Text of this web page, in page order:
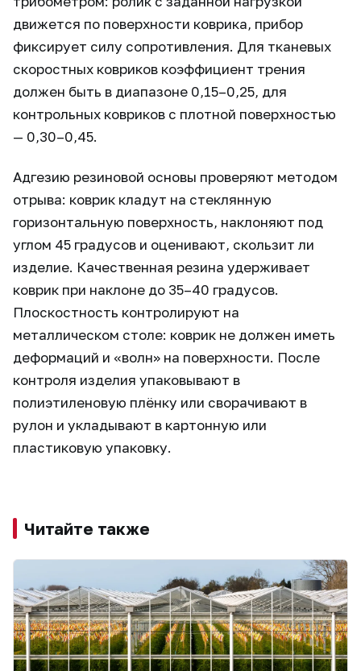
движется по поверхности коврика, прибор
фиксирует силу сопротивления. Для тканевых
скоростных ковриков коэффициент трения
должен быть в диапазоне 0,15–0,25, для
контрольных ковриков с плотной поверхностью
— 0,30–0,45.
Адгезию резиновой основы проверяют методом
отрыва: коврик кладут на стеклянную
горизонтальную поверхность, наклоняют под
углом 45 градусов и оценивают, скользит ли
изделие. Качественная резина удерживает
коврик при наклоне до 35–40 градусов.
Плоскостность контролируют на
металлическом столе: коврик не должен иметь
деформаций и «волн» на поверхности. После
контроля изделия упаковывают в
полиэтиленовую плёнку или сворачивают в
рулон и укладывают в картонную или
пластиковую упаковку.
Читайте также